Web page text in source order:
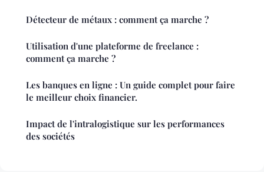
Détecteur de métaux : comment ça marche ?
Utilisation d'une plateforme de freelance :
comment ça marche ?
Les banques en ligne : Un guide complet pour faire
le meilleur choix financier.
Impact de l'intralogistique sur les performances
des sociétés